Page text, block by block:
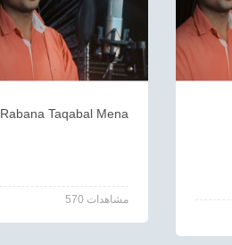
Rabana Taqabal Mena
570 مشاهدات